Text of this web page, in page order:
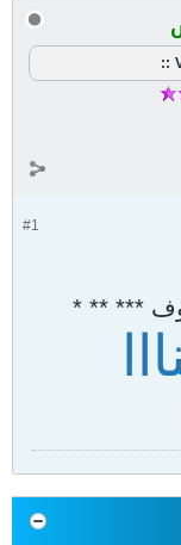
#1
*** ** *